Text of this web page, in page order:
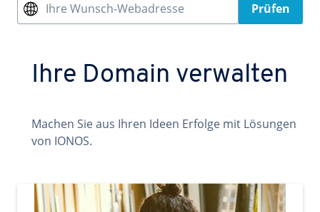
Ihre Wunsch-Webadresse Prüfen
Ihre Domain verwalten
Machen Sie aus Ihren Ideen Erfolge mit Lösungen
von IONOS.